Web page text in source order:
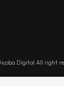
Digital All right